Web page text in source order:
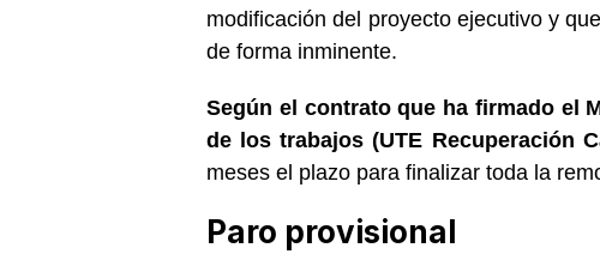
modificación del proyecto ejecutivo y
de forma inminente.
Según el contrato que ha firmado el
de los trabajos (UTE Recuperación
meses el plazo para finalizar toda la
Paro provisional